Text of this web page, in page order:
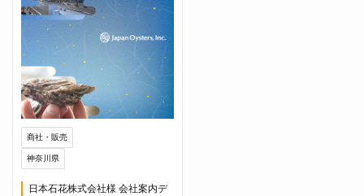
商社・販売
神奈川県
日本石花株式会社様 会社案内デ